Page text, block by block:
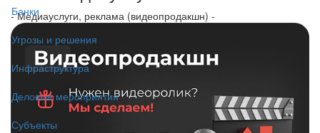
Банки
Угрозы и решения
Инфраструктура
Деловые мероприятия
Субъекты
- Медиауслуги, реклама (видеопродакшн) -